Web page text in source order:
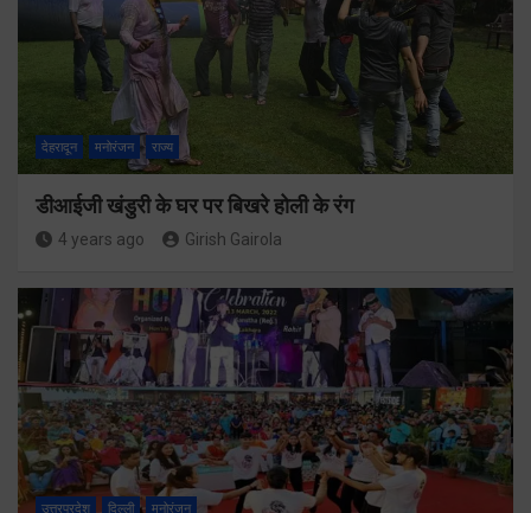
देहरादून मनोरंजन राज्य
डीआईजी खंडुरी के घर पर बिखरे होली के रंग
4 years ago Girish Gairola
उत्तरप्रदेश दिल्ली मनोरंजन